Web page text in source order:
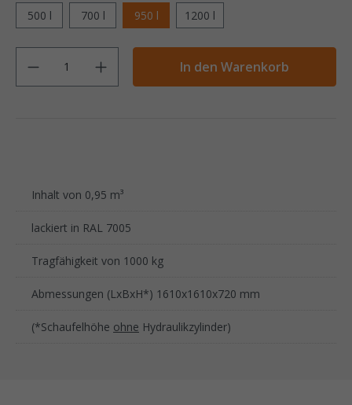
500 l
700 l 950 l 1200 l
Anzahl
In den Warenkorb
Inhalt von 0,95 m³
lackiert in RAL 7005
Tragfähigkeit von 1000 kg
Abmessungen (LxBxH*) 1610x1610x720 mm
(*Schaufelhöhe ohne Hydraulikzylinder)